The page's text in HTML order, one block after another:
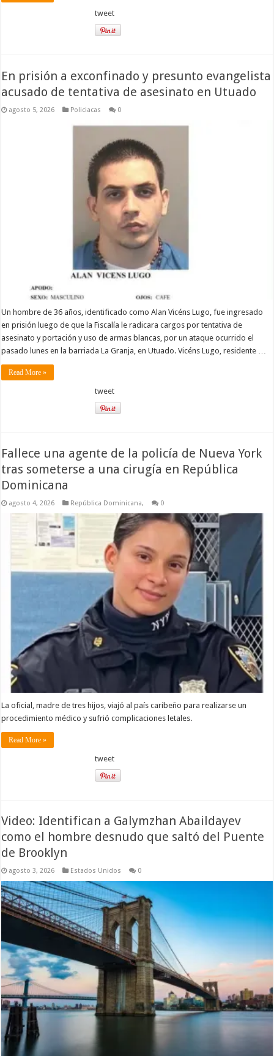
tweet
En prisión a exconfinado y presunto evangelista
acusado de tentativa de asesinato en Utuado
agosto 5, 2026 Policiacas 0
Un hombre de 36 años, identificado como Alan Vicéns Lugo, fue ingresado
en prisión luego de que la Fiscalía le radicara cargos por tentativa de
asesinato y portación y uso de armas blancas, por un ataque ocurrido el
pasado lunes en la barriada La Granja, en Utuado. Vicéns Lugo, residente …
Read More »
tweet
Fallece una agente de la policía de Nueva York
tras someterse a una cirugía en República
Dominicana
agosto 4, 2026 República Dominicana, 0
La oficial, madre de tres hijos, viajó al país caribeño para realizarse un
procedimiento médico y sufrió complicaciones letales.
Read More »
tweet
Video: Identifican a Galymzhan Abaildayev
como el hombre desnudo que saltó del Puente
de Brooklyn
agosto 3, 2026 Estados Unidos 0